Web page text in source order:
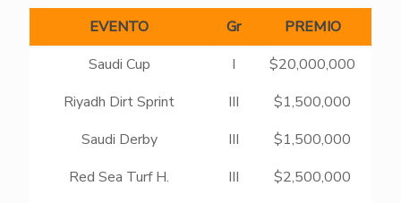
EVENTO Gr
PREMIO
Saudi Cup
I $20,000,000
Riyadh Dirt Sprint
III
$1,500,000
Saudi Derby
III $1,500,000
Red Sea Turf H.
III $2,500,000